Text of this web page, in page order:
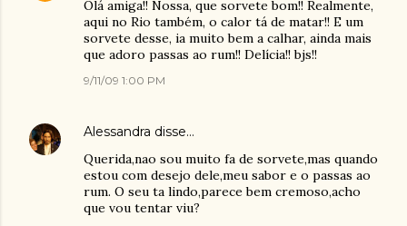
Olá amiga!! Nossa, que sorvete bom!! Realmente,
aqui no Rio também, o calor tá de matar!! E um
sorvete desse, ia muito bem a calhar, ainda mais
que adoro passas ao rum!! Delícia!! bjs!!
9/11/09 1:00 PM
Alessandra disse…
Querida,nao sou muito fa de sorvete,mas quando
estou com desejo dele,meu sabor e o passas ao
rum. O seu ta lindo,parece bem cremoso,acho
que vou tentar viu?